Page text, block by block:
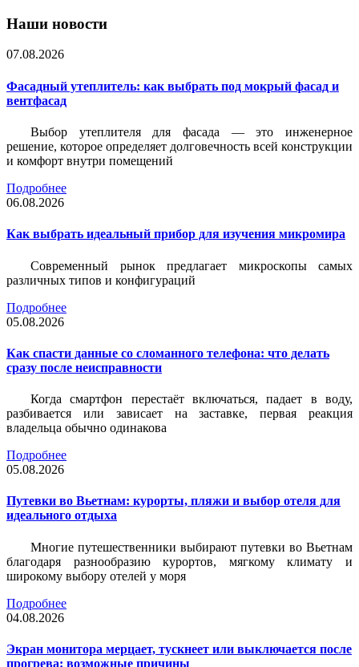
Наши новости
07.08.2026
Фасадный утеплитель: как выбрать под мокрый фасад и
вентфасад
Выбор утеплителя для фасада — это инженерное
решение, которое определяет долговечность всей конструкции
и комфорт внутри помещений
Подробнее
06.08.2026
Как выбрать идеальный прибор для изучения микромира
Современный рынок предлагает микроскопы самых
различных типов и конфигураций
Подробнее
05.08.2026
Как спасти данные со сломанного телефона: что делать
сразу после неисправности
Когда смартфон перестаёт включаться, падает в воду,
разбивается или зависает на заставке, первая реакция
владельца обычно одинакова
Подробнее
05.08.2026
Путевки во Вьетнам: курорты, пляжи и выбор отеля для
идеального отдыха
Многие путешественники выбирают путевки во Вьетнам
благодаря разнообразию курортов, мягкому климату и
широкому выбору отелей у моря
Подробнее
04.08.2026
Экран монитора мерцает, тускнеет или выключается после
прогрева: возможные причины